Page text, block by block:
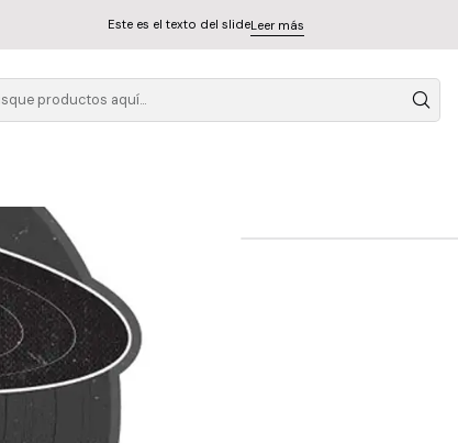
Este es el texto del slideLeer más
Frank Sinatra